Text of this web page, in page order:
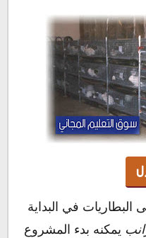
في البداية
يمكنه بدء المشروع